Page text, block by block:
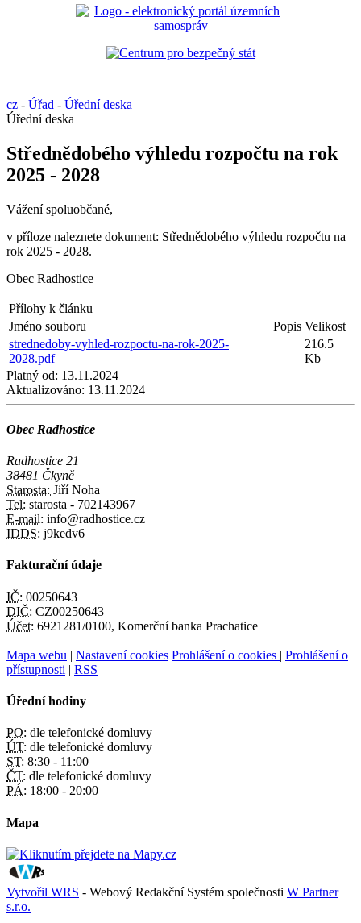
cz - Úřad - Úřední deska
Úřední deska
Střednědobého výhledu rozpočtu na rok
2025 - 2028
Vážení spoluobčané,
v příloze naleznete dokument: Střednědobého výhledu rozpočtu na
rok 2025 - 2028.
Obec Radhostice
Přílohy k článku
Jméno souboru
Popis Velikost
strednedoby-vyhled-rozpoctu-na-rok-2025-
2028.pdf
216.5
Kb
Platný od: 13.11.2024
Aktualizováno: 13.11.2024
Obec Radhostice
Radhostice 21
38481 Čkyně
Starosta: Jiří Noha
Tel: starosta - 702143967
E-mail: info@radhostice.cz
IDDS: j9kedv6
Fakturační údaje
IČ: 00250643
DIČ: CZ00250643
Účet: 6921281/0100, Komerční banka Prachatice
Mapa webu | Nastavení cookies Prohlášení o cookies | Prohlášení o
přístupnosti | RSS
Úřední hodiny
PO: dle telefonické domluvy
ÚT: dle telefonické domluvy
ST: 8:30 - 11:00
ČT: dle telefonické domluvy
PÁ: 18:00 - 20:00
Mapa
Vytvořil WRS - Webový Redakční Systém společnosti W Partner
s.r.o.